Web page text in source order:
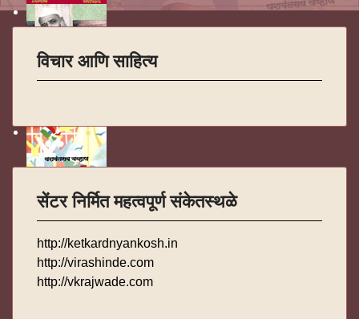
विचार आणि साहित्य
सेंटर निर्मित महत्वपूर्ण संकेतस्थळे
http://ketkardnyankosh.in
http://virashinde.com
http://vkrajwade.com